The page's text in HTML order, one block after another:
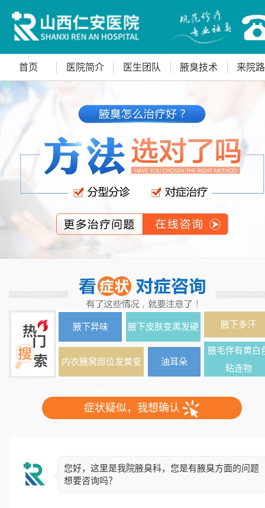
首页 医院简介 医生团队 腋臭技术 来院
腋下异味 腋下皮肤变黑发硬 腋下多汗
内衣腋窝部位发黄变 油耳朵
腋毛伴有黄白
粘连物
症状疑似，我想确认
您好，这里是我院腋臭科，您是有腋臭方面的问题
想要咨询吗？